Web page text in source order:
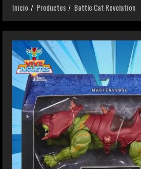
Inicio
Productos Battle Cat Revelation